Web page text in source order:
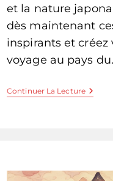
et la nature
dès maintenant
inspirants et créez
voyage au pays
Continuer La Lecture
La